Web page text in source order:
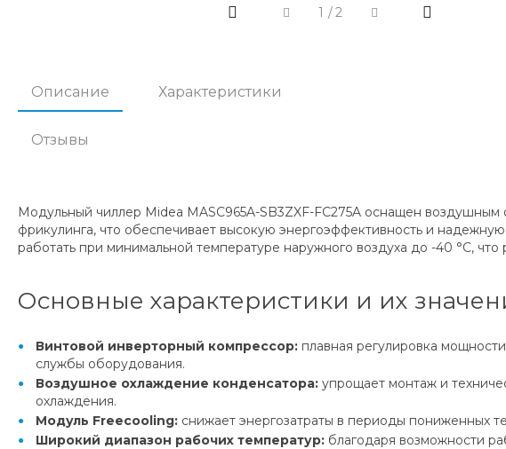
1 /2
Описание Характеристики
Отзывы
Модульный чиллер Midea MASC965A-SB3ZXF-FC275A оснащен
фрикулинга, что обеспечивает высокую энергоэффективность и
работать при минимальной температуре наружного воздуха до -40 °C,
Основные характеристики и их
Винтовой инверторный компрессор: плавная регулировка
службы оборудования.
Воздушное охлаждение конденсатора: упрощает монтаж и
охлаждения.
Модуль Freecooling: снижает энергозатраты в периоды пониженных
Широкий диапазон рабочих температур: благодаря возможности